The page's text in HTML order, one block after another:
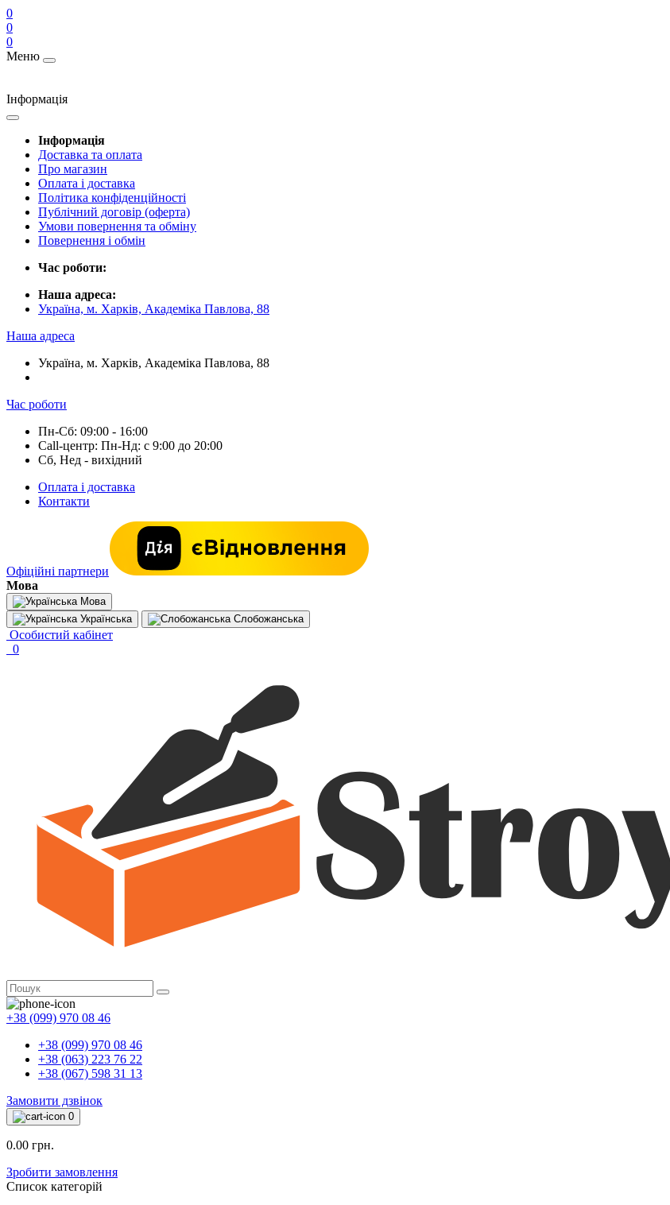
0
0
0
Меню
Інформація
Інформація
Доставка та оплата
Про магазин
Оплата і доставка
Політика конфіденційності
Публічний договір (оферта)
Умови повернення та обміну
Повернення і обмін
Час роботи:
Наша адреса:
Україна, м. Харків, Академіка Павлова, 88
Наша адреса
Україна, м. Харків, Академіка Павлова, 88
Час роботи
Пн-Сб: 09:00 - 16:00
Call-центр: Пн-Нд: с 9:00 до 20:00
Сб, Нед - вихідний
Оплата і доставка
Контакти
Офіційні партнери
Мова
Мова
Українська
Слобожанська
Особистий кабінет
0
+38 (099) 970 08 46
+38 (099) 970 08 46
+38 (063) 223 76 22
+38 (067) 598 31 13
Замовити дзвінок
0
0.00 грн.
Зробити замовлення
Список категорій